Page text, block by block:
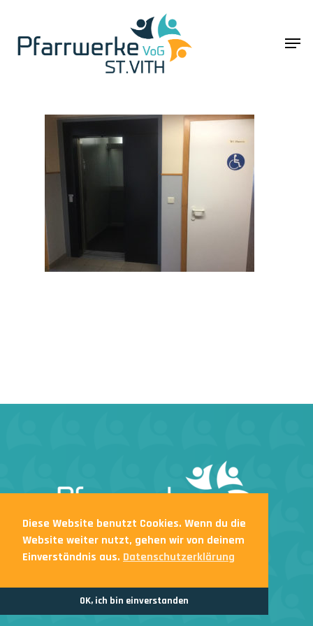
Impressum & Datenschutzerklärung
Diese Website benutzt Cookies. Wenn du die
Website weiter nutzt, gehen wir von deinem
Einverständnis aus. Datenschutzerklärung
OK, ich bin einverstanden